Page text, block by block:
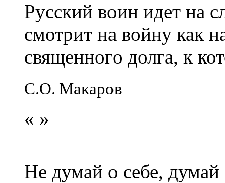
Русский воин идет на
смотрит на войну как
священного долга, к
С.О. Макаров
« »
Не думай о себе,